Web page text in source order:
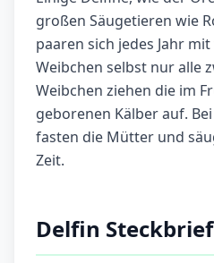
großen Säugetieren wie
paaren sich jedes Jahr
Weibchen selbst nur alle
Weibchen ziehen die im
geborenen Kälber auf.
fasten die Mütter und
Zeit.
Delfin Steckbrief